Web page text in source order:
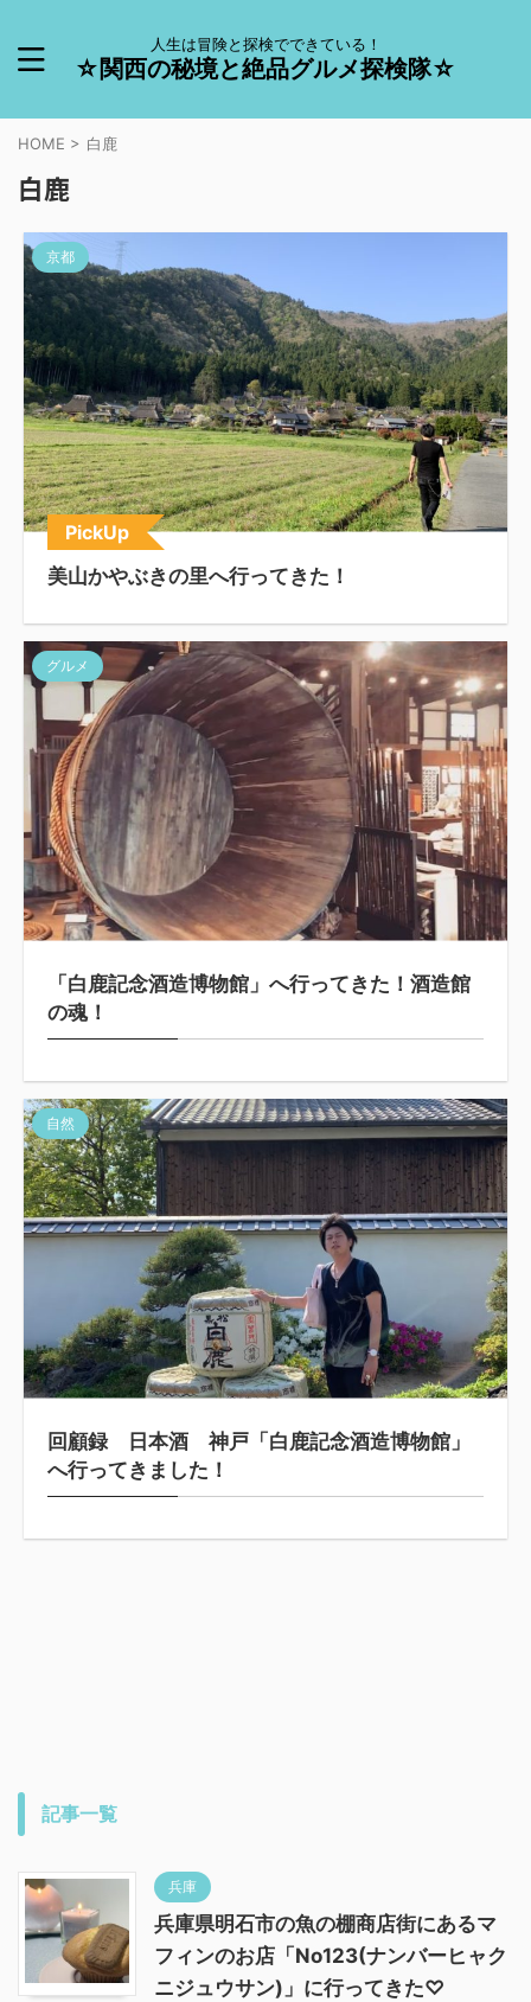
人生は冒険と探検でできている！
☆関西の秘境と絶品グルメ探検隊☆
HOME > 白鹿
白鹿
京都
PickUp
美山かやぶきの里へ行ってきた！
グルメ
「白鹿記念酒造博物館」へ行ってきた！酒造館
の魂！
自然
回顧録 日本酒 神戸「白鹿記念酒造博物館」
へ行ってきました！
記事一覧
兵庫
兵庫県明石市の魚の棚商店街にあるマ
フィンのお店「No123(ナンバーヒャク
ニジュウサン)」に行ってきた♡